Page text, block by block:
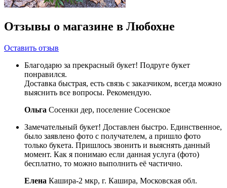
Отзывы о магазине в Любохне
Оставить отзыв
Благодарю за прекрасный букет! Подруге букет
понравился.
Доставка быстрая, есть связь с заказчиком, всегда можно
выяснить все вопросы. Рекомендую.
Ольга Сосенки дер, поселение Сосенское
Замечательный букет! Доставлен быстро. Единственное,
было заявлено фото с получателем, а пришло фото
только букета. Пришлось звонить и выяснять данный
момент. Как я понимаю если данная услуга (фото)
бесплатно, то можно выполнить её частично.
Елена Кашира-2 мкр, г. Кашира, Московская обл.